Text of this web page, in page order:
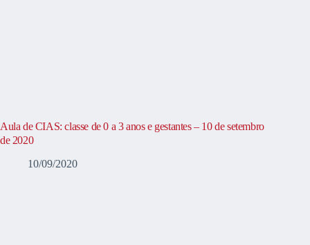
Aula de CIAS: classe de 0 a 3 anos e gestantes – 10 de setembro
de 2020
10/09/2020